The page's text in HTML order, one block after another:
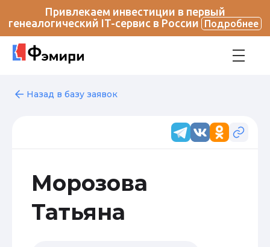
Привлекаем инвестиции в первый
генеалогический IT-сервис в России
Подробнее
Назад в базу заявок
Морозова
Татьяна